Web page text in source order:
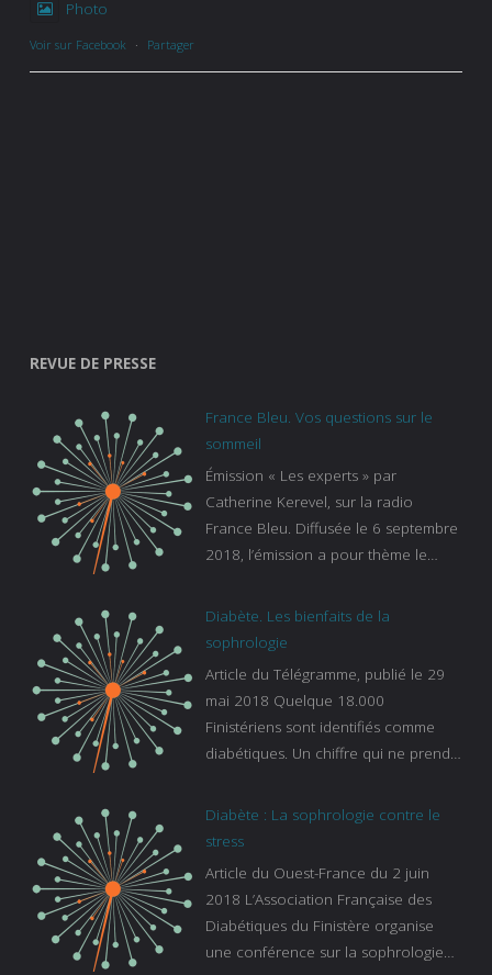
Photo
Voir sur Facebook · Partager
REVUE DE PRESSE
France Bleu. Vos questions sur le
sommeil
Émission « Les experts » par
Catherine Kerevel, sur la radio
France Bleu. Diffusée le 6 septembre
2018, l’émission a pour thème le
bleu :
https://www.francebleu.fr/emissions/l
sur-le-sommeil
Diabète. Les bienfaits de la
sophrologie
Article du Télégramme, publié le 29
mai 2018 Quelque 18.000
Finistériens sont identifiés comme
diabétiques. Un chiffre qui ne prend
s’ignorent. « C’est une pathologie qui
continue à augmenter, souligne
de la Caisse primaire d’assurance-
maladie. C’est aussi une pathologie
qui peut être handicapante et coûte
cher quand on sait que 37 % des
Diabète : La sophrologie contre le
stress
Article du Ouest-France du 2 juin
2018 L’Association Française des
Diabétiques du Finistère organise
une conférence sur la sophrologie